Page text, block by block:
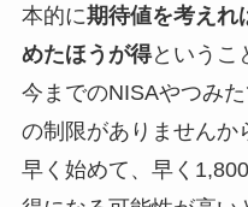
本的に期待値を考えれ
めたほうが得というこ
今までのNISAやつみ
の制限がありませんか
早く始めて、早く